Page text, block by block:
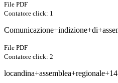
File PDF
Contatore click: 1
File PDF
Contatore click: 2